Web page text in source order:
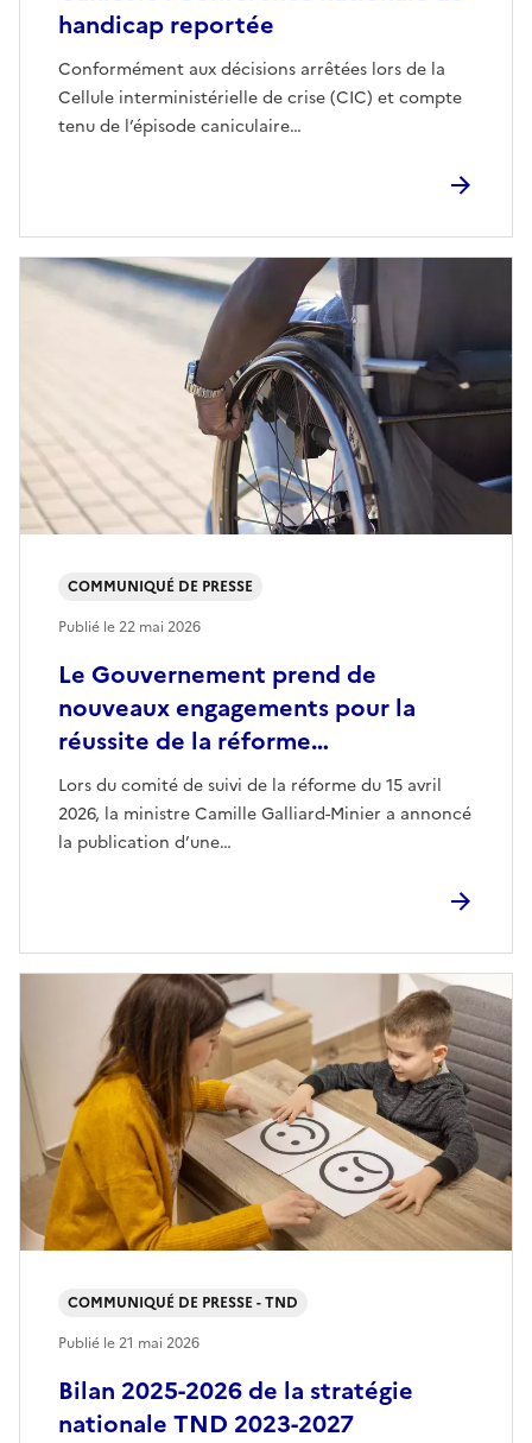
handicap reportée
Conformément aux décisions arrêtées lors de la
Cellule interministérielle de crise (CIC) et compte
tenu de l’épisode caniculaire…
Le Gouvernement prend de
nouveaux engagements pour la
réussite de la réforme…
Lors du comité de suivi de la réforme du 15 avril
2026, la ministre Camille Galliard-Minier a annoncé
la publication d’une…
COMMUNIQUÉ DE PRESSE
Publié le22 mai 2026
Bilan 2025-2026 de la stratégie
nationale TND 2023-2027
COMMUNIQUÉ DE PRESSE - TND
Publié le21 mai 2026